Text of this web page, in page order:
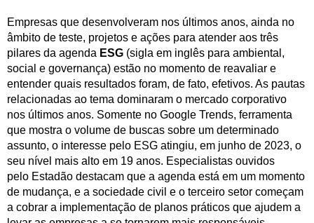
Empresas que desenvolveram nos últimos anos, ainda no
âmbito de teste, projetos e ações para atender aos três
pilares da agenda ESG (sigla em inglês para ambiental,
social e governança) estão no momento de reavaliar e
entender quais resultados foram, de fato, efetivos. As pautas
relacionadas ao tema dominaram o mercado corporativo
nos últimos anos. Somente no Google Trends, ferramenta
que mostra o volume de buscas sobre um determinado
assunto, o interesse pelo ESG atingiu, em junho de 2023, o
seu nível mais alto em 19 anos. Especialistas ouvidos
pelo Estadão destacam que a agenda está em um momento
de mudança, e a sociedade civil e o terceiro setor começam
a cobrar a implementação de planos práticos que ajudem a